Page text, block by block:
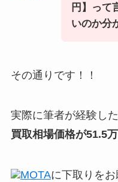
円】って
いのか分
その通りです！！
実際に筆者が経験し
買取相場価格が51.5
MOTAに下取りをお